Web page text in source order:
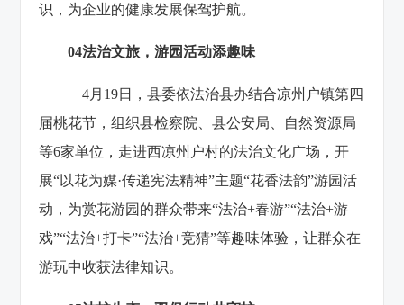
识，为企业的健康发展保驾护航。
04法治文旅，游园活动添趣味
4月19日，县委依法治县办结合凉州户镇第四
届桃花节，组织县检察院、县公安局、自然资源局
等6家单位，走进西凉州户村的法治文化广场，开
展“以花为媒·传递宪法精神”主题“花香法韵”游园活
动，为赏花游园的群众带来“法治+春游”“法治+游
戏”“法治+打卡”“法治+竞猜”等趣味体验，让群众在
游玩中收获法律知识。